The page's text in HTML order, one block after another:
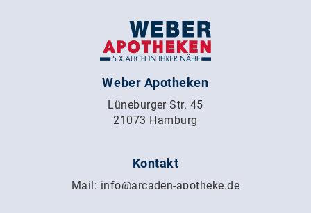
Weber Apotheken
Lüneburger Str. 45
21073 Hamburg
Kontakt
Mail: info@arcaden-apotheke.de